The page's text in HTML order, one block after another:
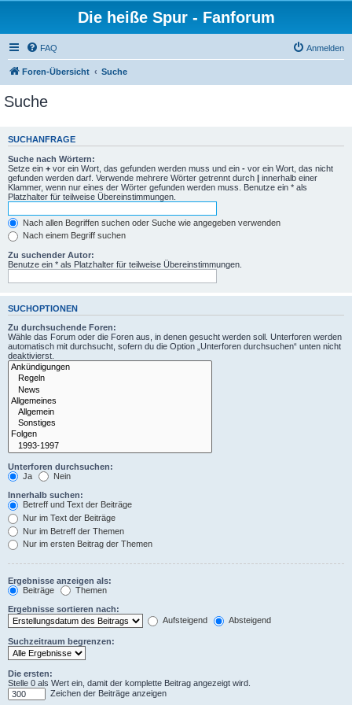
Die heiße Spur - Fanforum
FAQ Anmelden
Foren-Übersicht Suche
Suche
SUCHANFRAGE
Suche nach Wörtern:
Setze ein + vor ein Wort, das gefunden werden muss und ein - vor ein Wort, das nicht
gefunden werden darf. Verwende mehrere Wörter getrennt durch | innerhalb einer
Klammer, wenn nur eines der Wörter gefunden werden muss. Benutze ein * als
Platzhalter für teilweise Übereinstimmungen.
Nach allen Begriffen suchen oder Suche wie angegeben verwenden
Nach einem Begriff suchen
Zu suchender Autor:
Benutze ein * als Platzhalter für teilweise Übereinstimmungen.
SUCHOPTIONEN
Zu durchsuchende Foren:
Wähle das Forum oder die Foren aus, in denen gesucht werden soll. Unterforen werden
automatisch mit durchsucht, sofern du die Option „Unterforen durchsuchen“ unten nicht
deaktivierst.
Unterforen durchsuchen:
Ja
Nein
Innerhalb suchen:
Betreff und Text der Beiträge
Nur im Text der Beiträge
Nur im Betreff der Themen
Nur im ersten Beitrag der Themen
Ergebnisse anzeigen als:
Beiträge
Themen
Ergebnisse sortieren nach:
Aufsteigend
Absteigend
Suchzeitraum begrenzen:
Die ersten:
Stelle 0 als Wert ein, damit der komplette Beitrag angezeigt wird.
Zeichen der Beiträge anzeigen